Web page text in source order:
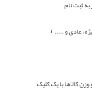
ثبت نام
، عادی و ..... )
کالاها با یک کلیک